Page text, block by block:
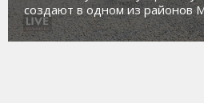
создают в одном из районов